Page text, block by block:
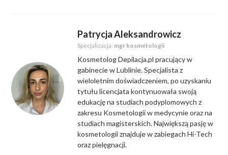
Patrycja Aleksandrowicz
Specjalizacja: mgr kosmetologii
Kosmetolog Depilacja.pl pracujący w
gabinecie w Lublinie. Specjalista z
wieloletnim doświadczeniem, po uzyskaniu
tytułu licencjata kontynuowała swoją
edukację na studiach podyplomowych z
zakresu Kosmetologii w medycynie oraz na
studiach magisterskich. Największą pasję w
kosmetologii znajduje w zabiegach Hi-Tech
oraz pielęgnacji.